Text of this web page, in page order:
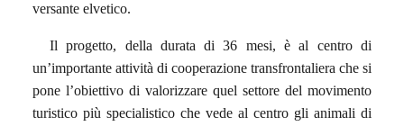
versante elvetico.
Il progetto, della durata di 36 mesi, è al centro di
un’importante attività di cooperazione transfrontaliera che si
pone l’obiettivo di valorizzare quel settore del movimento
turistico più specialistico che vede al centro gli animali di